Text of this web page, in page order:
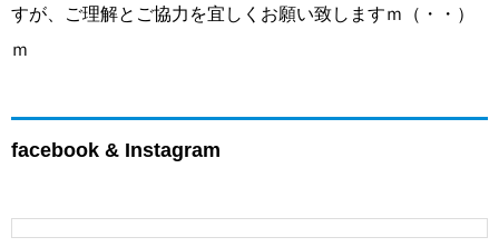
すが、ご理解とご協力を宜しくお願い致しますｍ（・・）
ｍ
facebook & Instagram